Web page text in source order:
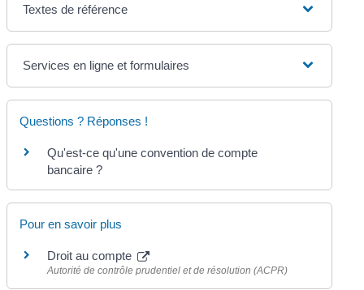
Textes de référence
Services en ligne et formulaires
Questions ? Réponses !
Qu'est-ce qu'une convention de compte
bancaire ?
Pour en savoir plus
Droit au compte
Autorité de contrôle prudentiel et de résolution (ACPR)